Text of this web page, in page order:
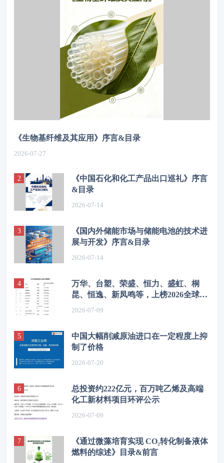
《生物基纤维及其应用》序言&目录
2026-07-27
《中国石化和化工产品出口巡礼》序言
&目录
2026-07-14
《国内外储能市场与储能电池的技术进
展与开发》序言&目录
2026-07-14
万华、台塑、荣盛、恒力、盛虹、桐
昆、恒逸、新凤鸣等，上榜2026全球化
2026-07-09
中国大幅削减原油进口在一定程度上抑
制了价格
2026-07-20
总投资约222亿元，百万吨乙烯及高端
化工新材料项目环评公示
2026-07-09
《通过微藻培育实现 CO₂转化制备液体
燃料的综述》目录&前言